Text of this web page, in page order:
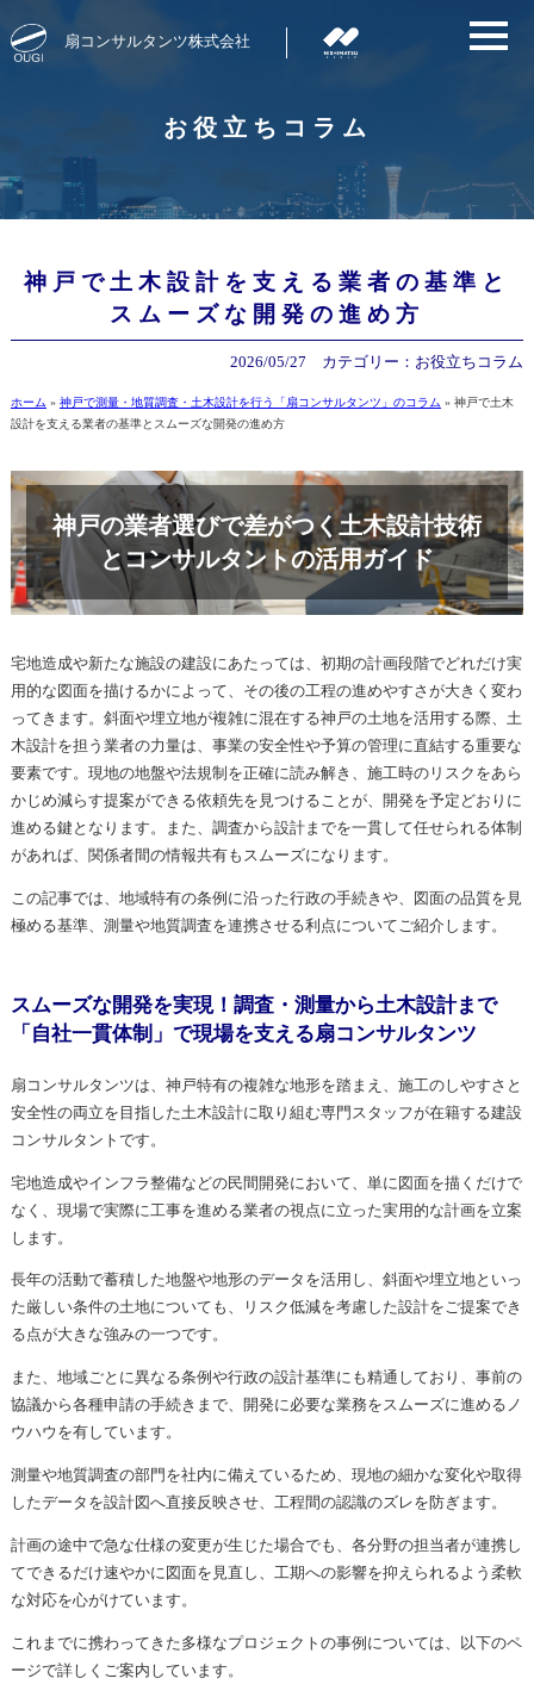
扇コンサルタンツ株式会社
お役立ちコラム
神戸で土木設計を支える業者の基準と
スムーズな開発の進め方
2026/05/27 カテゴリー： お役立ちコラム
ホーム » 神戸で測量・地質調査・土木設計を行う「扇コンサルタンツ」のコラム » 神戸で土木
設計を支える業者の基準とスムーズな開発の進め方
神戸の業者選びで差がつく土木設計技術
とコンサルタントの活用ガイド
宅地造成や新たな施設の建設にあたっては、初期の計画段階でどれだけ実
用的な図面を描けるかによって、その後の工程の進めやすさが大きく変わ
ってきます。斜面や埋立地が複雑に混在する神戸の土地を活用する際、土
木設計を担う業者の力量は、事業の安全性や予算の管理に直結する重要な
要素です。現地の地盤や法規制を正確に読み解き、施工時のリスクをあら
かじめ減らす提案ができる依頼先を見つけることが、開発を予定どおりに
進める鍵となります。また、調査から設計までを一貫して任せられる体制
があれば、関係者間の情報共有もスムーズになります。
この記事では、地域特有の条例に沿った行政の手続きや、図面の品質を見
極める基準、測量や地質調査を連携させる利点についてご紹介します。
スムーズな開発を実現！調査・測量から土木設計まで
「自社一貫体制」で現場を支える扇コンサルタンツ
扇コンサルタンツは、神戸特有の複雑な地形を踏まえ、施工のしやすさと
安全性の両立を目指した土木設計に取り組む専門スタッフが在籍する建設
コンサルタントです。
宅地造成やインフラ整備などの民間開発において、単に図面を描くだけで
なく、現場で実際に工事を進める業者の視点に立った実用的な計画を立案
します。
長年の活動で蓄積した地盤や地形のデータを活用し、斜面や埋立地といっ
た厳しい条件の土地についても、リスク低減を考慮した設計をご提案でき
る点が大きな強みの一つです。
また、地域ごとに異なる条例や行政の設計基準にも精通しており、事前の
協議から各種申請の手続きまで、開発に必要な業務をスムーズに進めるノ
ウハウを有しています。
測量や地質調査の部門を社内に備えているため、現地の細かな変化や取得
したデータを設計図へ直接反映させ、工程間の認識のズレを防ぎます。
計画の途中で急な仕様の変更が生じた場合でも、各分野の担当者が連携し
てできるだけ速やかに図面を見直し、工期への影響を抑えられるよう柔軟
な対応を心がけています。
これまでに携わってきた多様なプロジェクトの事例については、以下のペ
ージで詳しくご案内しています。